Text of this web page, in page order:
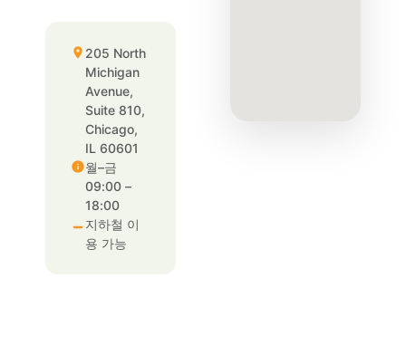
205 North
Michigan
Avenue,
Suite 810,
Chicago,
IL 60601
월–금
09:00 –
18:00
지하철 이
용 가능